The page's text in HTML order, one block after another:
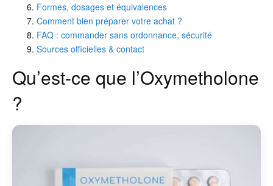
Formes, dosages et équivalences
Comment bien préparer votre achat ?
FAQ : commander sans ordonnance, sécurité
Sources officielles & contact
Qu’est-ce que l’Oxymetholone
?